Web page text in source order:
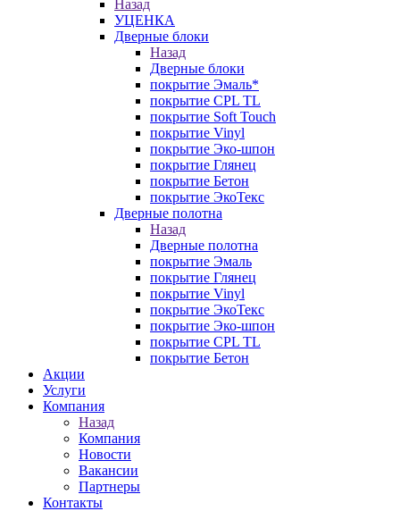
Назад
УЦЕНКА
Дверные блоки
Назад
Дверные блоки
покрытие Эмаль*
покрытие CPL TL
покрытие Soft Touch
покрытие Vinyl
покрытие Эко-шпон
покрытие Глянец
покрытие Бетон
покрытие ЭкоТекс
Дверные полотна
Назад
Дверные полотна
покрытие Эмаль
покрытие Глянец
покрытие Vinyl
покрытие ЭкоТекс
покрытие Эко-шпон
покрытие CPL TL
покрытие Бетон
Акции
Услуги
Компания
Назад
Компания
Новости
Вакансии
Партнеры
Контакты